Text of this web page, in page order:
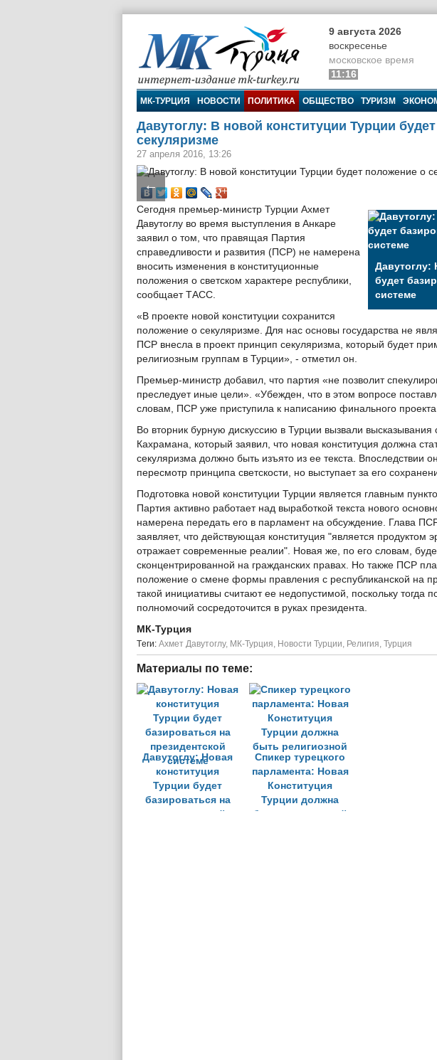
МК-Турция
9 августа 2026
воскресенье
московское время
11:16
МК-ТУРЦИЯ НОВОСТИ ПОЛИТИКА ОБЩЕСТВО ТУРИЗМ
Давутоглу: В новой конституции Турции
секуляризме
27 апреля 2016, 13:26
←
Давутоглу:
будет
системе
Сегодня премьер-министр Турции Ахмет
Давутоглу во время выступления в Анкаре
заявил о том, что правящая Партия
справедливости и развития (ПСР) не намерена
вносить изменения в конституционные
положения о светском характере республики,
сообщает ТАСС.
«В проекте новой конституции сохранится
положение о секуляризме. Для нас основы государства не
ПСР внесла в проект принцип секуляризма, который будет
религиозным группам в Турции», - отметил он.
Премьер-министр добавил, что партия «не позволит
преследует иные цели». «Убежден, что в этом вопросе
словам, ПСР уже приступила к написанию финального проекта
Во вторник бурную дискуссию в Турции вызвали
Кахрамана, который заявил, что новая конституция должна
секуляризма должно быть изъято из ее текста. Впоследствии
пересмотр принципа светскости, но выступает за его
Подготовка новой конституции Турции является главным
Партия активно работает над выработкой текста нового
намерена передать его в парламент на обсуждение. Глава
заявляет, что действующая конституция "является продуктом
отражает современные реалии". Новая же, по его словам,
сконцентрированной на гражданских правах. Но также ПСР
положение о смене формы правления с республиканской на
такой инициативы считают ее недопустимой, поскольку тогда
полномочий сосредоточится в руках президента.
МК-Турция
Tеги: Ахмет Давутоглу, МК-Турция, Новости Турции, Религия, Турция
Материалы по теме:
Давутоглу: Новая
конституция
Турции будет
базироваться на
президентской
Спикер турецкого
парламента: Новая
Конституция
Турции должна
быть религиозной